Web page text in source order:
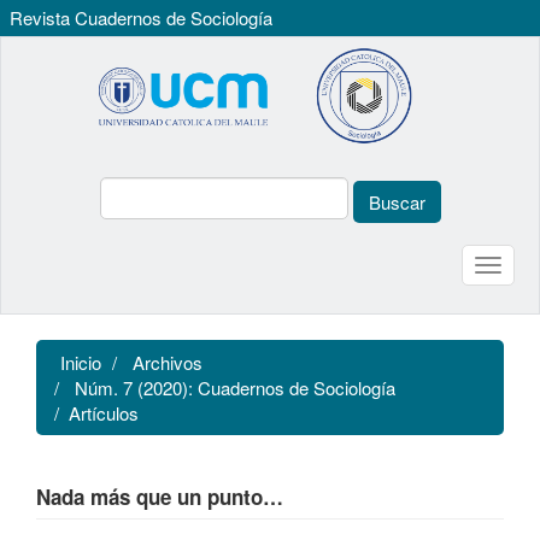
Revista Cuadernos de Sociología
principal
Contenido
principal
Buscar
Toggle
Inicio
Archivos
Núm. 7 (2020): Cuadernos de Sociología
Artículos
Nada más que un punto…